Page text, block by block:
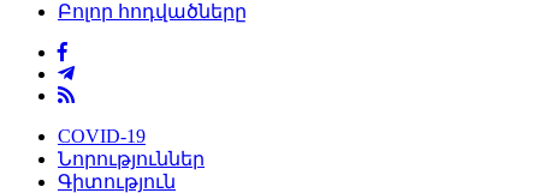
Բոլոր հոդվածները
COVID-19
Նորություններ
Գիտություն